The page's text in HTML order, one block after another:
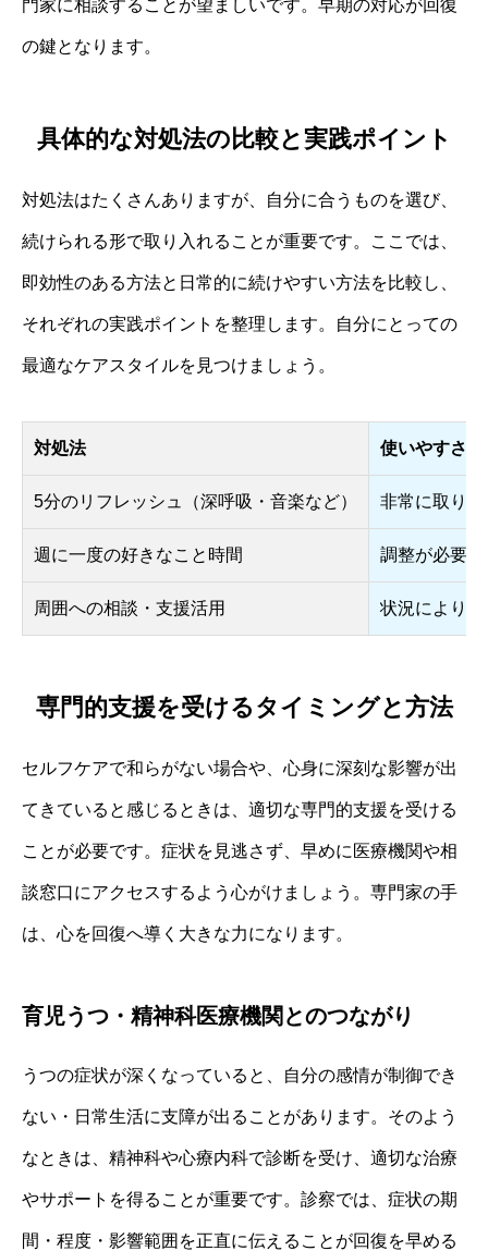
門家に相談することが望ましいです。早期の対応が回復
の鍵となります。
具体的な対処法の比較と実践ポイント
対処法はたくさんありますが、自分に合うものを選び、
続けられる形で取り入れることが重要です。ここでは、
即効性のある方法と日常的に続けやすい方法を比較し、
それぞれの実践ポイントを整理します。自分にとっての
最適なケアスタイルを見つけましょう。
対処法 使いやすさ
5分のリフレッシュ（深呼吸・音楽など） 非常に取り
週に一度の好きなこと時間 調整が必要
周囲への相談・支援活用 状況により
専門的支援を受けるタイミングと方法
セルフケアで和らがない場合や、心身に深刻な影響が出
てきていると感じるときは、適切な専門的支援を受ける
ことが必要です。症状を見逃さず、早めに医療機関や相
談窓口にアクセスするよう心がけましょう。専門家の手
は、心を回復へ導く大きな力になります。
育児うつ・精神科医療機関とのつながり
うつの症状が深くなっていると、自分の感情が制御でき
ない・日常生活に支障が出ることがあります。そのよう
なときは、精神科や心療内科で診断を受け、適切な治療
やサポートを得ることが重要です。診察では、症状の期
間・程度・影響範囲を正直に伝えることが回復を早める